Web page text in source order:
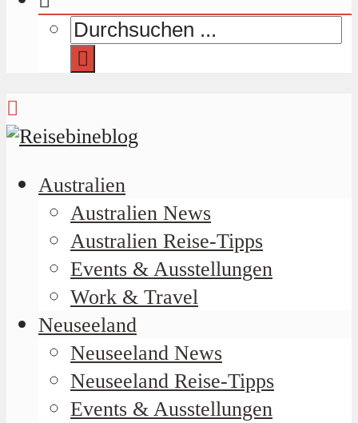
Australien
Australien News
Australien Reise-Tipps
Events & Ausstellungen
Work & Travel
Neuseeland
Neuseeland News
Neuseeland Reise-Tipps
Events & Ausstellungen